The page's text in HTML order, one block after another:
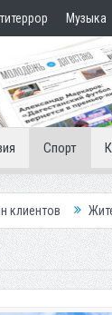
Музыка
Спорт
Дагестана